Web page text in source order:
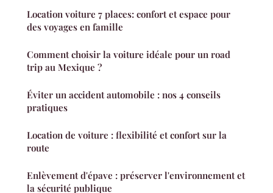
Location voiture 7 places: confort et espace pour
des voyages en famille
Comment choisir la voiture idéale pour un road
trip au Mexique ?
Éviter un accident automobile : nos 4 conseils
pratiques
Location de voiture : flexibilité et confort sur la
route
Enlèvement d'épave : préserver l'environnement et
la sécurité publique